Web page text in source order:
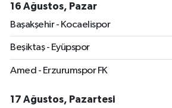
16 Ağustos, Pazar
Başakşehir - Kocaelispor
Beşiktaş - Eyüpspor
Amed - Erzurumspor FK
17 Ağustos, Pazartesi